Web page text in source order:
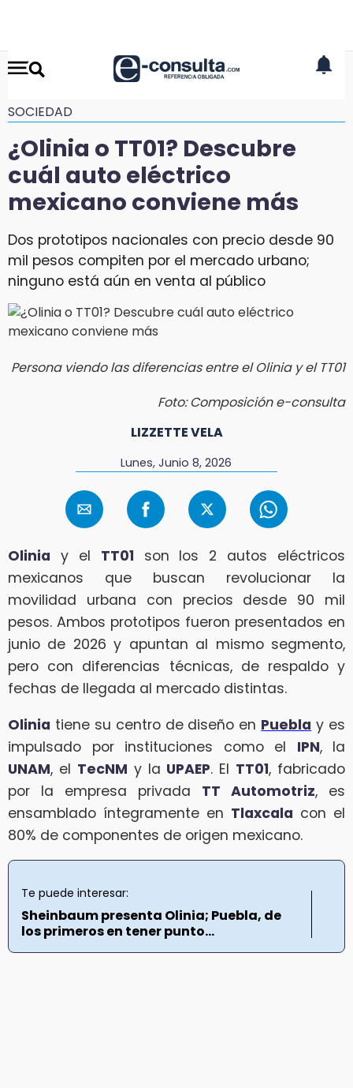
SOCIEDAD
¿Olinia o TT01? Descubre
cuál auto eléctrico
mexicano conviene más
Dos prototipos nacionales con precio desde 90
mil pesos compiten por el mercado urbano;
ninguno está aún en venta al público
Persona viendo las diferencias entre el Olinia y el TT01
Foto: Composición e-consulta
LIZZETTE VELA
Lunes, Junio 8, 2026
Olinia y el TT01 son los 2 autos eléctricos
mexicanos que buscan revolucionar la
movilidad urbana con precios desde 90 mil
pesos. Ambos prototipos fueron presentados en
junio de 2026 y apuntan al mismo segmento,
pero con diferencias técnicas, de respaldo y
fechas de llegada al mercado distintas.
Olinia tiene su centro de diseño en Puebla y es
impulsado por instituciones como el IPN, la
UNAM, el TecNM y la UPAEP. El TT01, fabricado
por la empresa privada TT Automotriz, es
ensamblado íntegramente en Tlaxcala con el
80% de componentes de origen mexicano.
Te puede interesar:
Sheinbaum presenta Olinia; Puebla, de
los primeros en tener punto...